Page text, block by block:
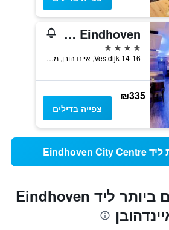
Crown Hotel Eindhoven
4 כוכבים
Vestdijk 14-16, איינדהובן, מחוז צפון בראבנט, הולנד
₪335
צפייה בדילים
המלונות הזולים ביותר ליד Eindhoven